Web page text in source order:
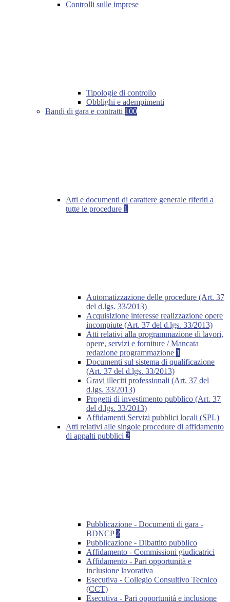
Controlli sulle imprese
Tipologie di controllo
Obblighi e adempimenti
Bandi di gara e contratti 100
Atti e documenti di carattere generale riferiti a
tutte le procedure 1
Automatizzazione delle procedure (Art. 37
del d.lgs. 33/2013)
Acquisizione interesse realizzazione opere
incompiute (Art. 37 del d.lgs. 33/2013)
Atti relativi alla programmazione di lavori,
opere, servizi e forniture / Mancata
redazione programmazione 1
Documenti sul sistema di qualificazione
(Art. 37 del d.lgs. 33/2013)
Gravi illeciti professionali (Art. 37 del
d.lgs. 33/2013)
Progetti di investimento pubblico (Art. 37
del d.lgs. 33/2013)
Affidamenti Servizi pubblici locali (SPL)
Atti relativi alle singole procedure di affidamento
di appalti pubblici 2
Pubblicazione - Documenti di gara -
BDNCP 2
Pubblicazione - Dibattito pubblico
Affidamento - Commissioni giudicatrici
Affidamento - Pari opportunità e
inclusione lavorativa
Esecutiva - Collegio Consultivo Tecnico
(CCT)
Esecutiva - Pari opportunità e inclusione